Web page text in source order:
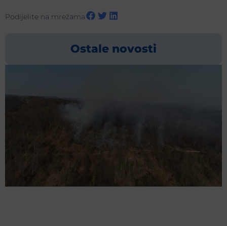
Podijelite na mrežama
Ostale novosti